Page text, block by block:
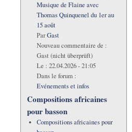
Musique de Flaine avec
Thomas Quinquenel du 1er au
15 août
ParGast
Nouveau commentaire de :
Gast (nicht überprüft)
Le : 22.04.2026 - 21:05
Dans le forum :
Evénements et infos
Compositions africaines
pour basson
Compositions africaines pour